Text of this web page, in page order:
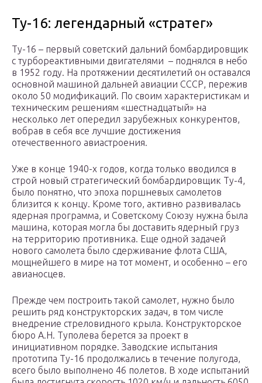
Ту-16: легендарный «стратег»
Ту-16 – первый советский дальний бомбардировщик
с турбореактивными двигателями – поднялся в небо
в 1952 году. На протяжении десятилетий он оставался
основной машиной дальней авиации СССР, пережив
около 50 модификаций. По своим характеристикам и
техническим решениям «шестнадцатый» на
несколько лет опередил зарубежных конкурентов,
вобрав в себя все лучшие достижения
отечественного авиастроения.
Уже в конце 1940-х годов, когда только вводился в
строй новый стратегический бомбардировщик Ту-4,
было понятно, что эпоха поршневых самолетов
близится к концу. Кроме того, активно развивалась
ядерная программа, и Советскому Союзу нужна была
машина, которая могла бы доставить ядерный груз
на территорию противника. Еще одной задачей
нового самолета было сдерживание флота США,
мощнейшего в мире на тот момент, и особенно – его
авианосцев.
Прежде чем построить такой самолет, нужно было
решить ряд конструкторских задач, в том числе
внедрение стреловидного крыла. Конструкторское
бюро А.Н. Туполева берется за проект в
инициативном порядке. Заводские испытания
прототипа Ту-16 продолжались в течение полугода,
всего было выполнено 46 полетов. В ходе испытаний